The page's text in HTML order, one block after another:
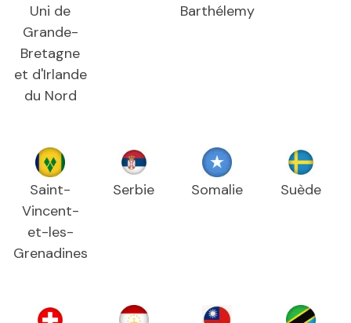
Uni de
Grande-
Bretagne
et d'Irlande
du Nord
Barthélemy
Saint-
Vincent-
et-les-
Grenadines
Serbie Somalie Suède